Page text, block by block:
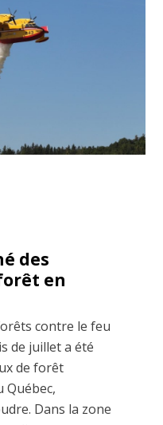
des
en
contre le feu
de juillet a été
de forêt
Québec,
Dans la zone